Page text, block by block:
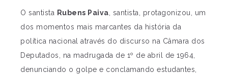
O santista Rubens Paiva , santista, protagonizou, um
dos momentos mais marcantes da história da
política nacional através do discurso na Câmara dos
Deputados, na madrugada de 1º de abril de 1964,
denunciando o golpe e conclamando estudantes,